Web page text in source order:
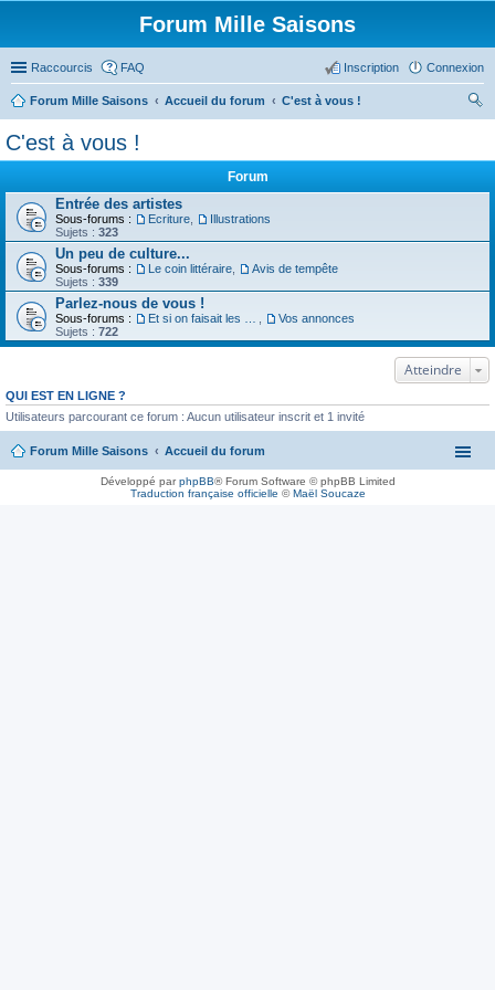
Forum Mille Saisons
Raccourcis FAQ Connexion
Inscription
Forum Mille Saisons Accueil du forum
C'est à vous !
C'est à vous !
Forum
Entrée des artistes
Sous-forums : Ecriture
Illustrations
Sujets : 323
Un peu de culture...
Sous-forums : Le coin littéraire
Avis de tempête
Sujets : 339
Parlez-nous de vous !
Sous-forums :
Vos annonces
Sujets : 722
Atteindre
QUI EST EN LIGNE ?
Utilisateurs parcourant ce forum : Aucun utilisateur inscrit et 1 invité
Forum Mille Saisons Accueil du forum
Développé parphpBB® Forum Software © phpBB Limited
Traduction française officielle ©Maël Soucaze